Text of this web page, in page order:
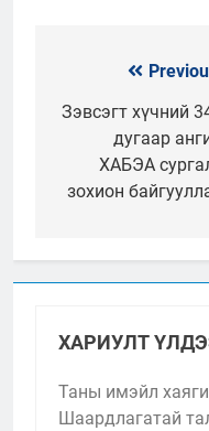
Мэдээний
цэс
Зэвсэгт хүчний
дугаар
ХАБЭА
зохион
ХАРИУЛТ
Таны имэйл
Шаардлагатай